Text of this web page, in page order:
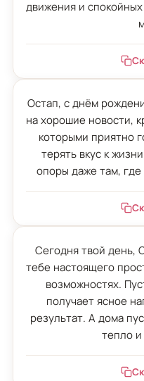
движения и
Остап, с днём
на хорошие новости,
которыми приятно
терять вкус к
опоры даже там, где
Сегодня твой день,
тебе настоящего
возможностях.
получает ясное
результат. А дома
тепло и